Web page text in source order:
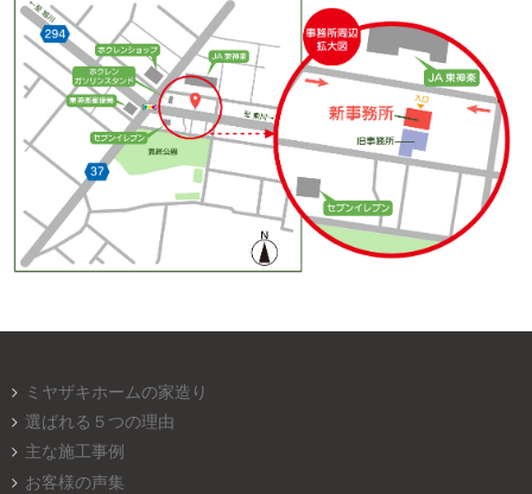
ミヤザキホームの家造り
選ばれる５つの理由
主な施工事例
お客様の声集